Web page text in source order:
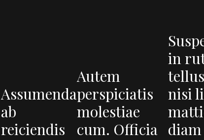
Assumenda
ab
reiciendis
Autem
perspiciatis
molestiae
cum. Officia
in
nisi